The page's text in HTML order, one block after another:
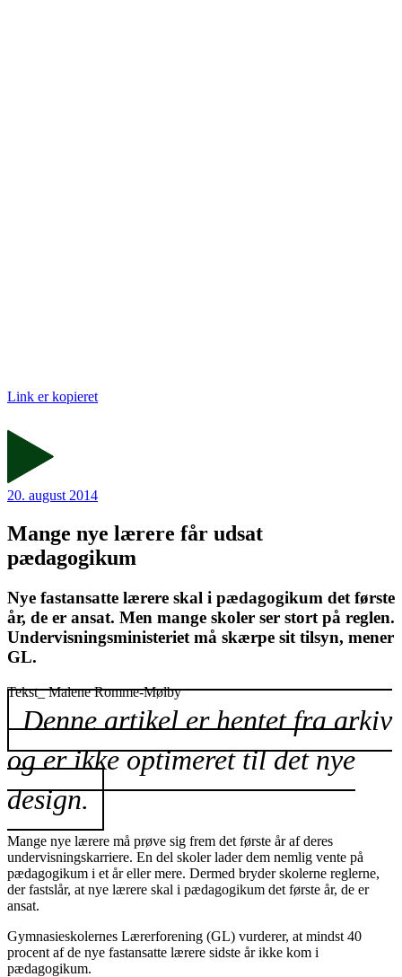
Link er kopieret
20. august 2014
Mange nye lærere får udsat
pædagogikum
Nye fastansatte lærere skal i pædagogikum det første
år, de er ansat. Men mange skoler ser stort på reglen.
Undervisningsministeriet må skærpe sit tilsyn, mener
GL.
Tekst_Malene Romme-Mølby
Denne artikel er hentet fra arkiv
og er ikke optimeret til det nye
design.
Mange nye lærere må prøve sig frem det første år af deres
undervisningskarriere. En del skoler lader dem nemlig vente på
pædagogikum i et år eller mere. Dermed bryder skolerne reglerne,
der fastslår, at nye lærere skal i pædagogikum det første år, de er
ansat.
Gymnasieskolernes Lærerforening (GL) vurderer, at mindst 40
procent af de nye fastansatte lærere sidste år ikke kom i
pædagogikum.